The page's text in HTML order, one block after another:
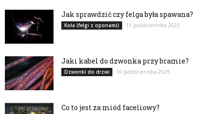
Jak sprawdzić czy felga była spawana?
Koła (felgi z oponami) 11 października 2025
Jaki kabel do dzwonka przy bramie?
Dzwonki do drzwi 10 października 2025
Co to jest za miód faceliowy?